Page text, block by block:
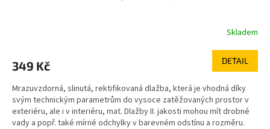
Skladem
349 Kč DETAIL
Mrazuvzdorná, slinutá, rektifikovaná dlažba, která je vhodná díky
svým technickým parametrům do vysoce zatěžovaných prostor v
exteriéru, ale i v interiéru, mat. Dlažby II. jakosti mohou mít drobné
vady a popř. také mírné odchylky v barevném odstínu a rozměru.